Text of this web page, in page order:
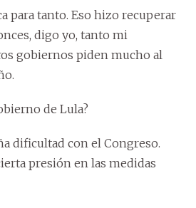
para tanto. Eso hizo recuperar
digo yo, tanto mi
gobiernos piden mucho al
de Lula?
dificultad con el Congreso.
presión en las medidas